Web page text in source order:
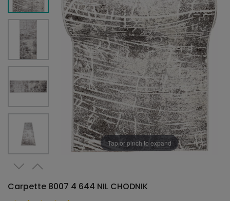
Tap or pinch to expand
Carpette 8007 4 644 NIL CHODNIK